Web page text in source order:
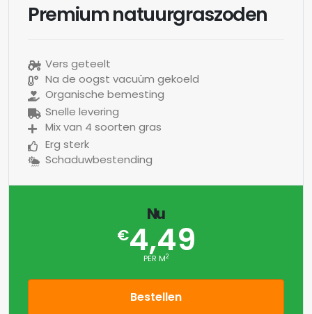
Premium natuurgraszoden
Vers geteelt
Na de oogst vacuüm gekoeld
Organische bemesting
Snelle levering
Mix van 4 soorten gras
Erg sterk
Schaduwbestending
Nu
€4,49
PER M2
Bestellen